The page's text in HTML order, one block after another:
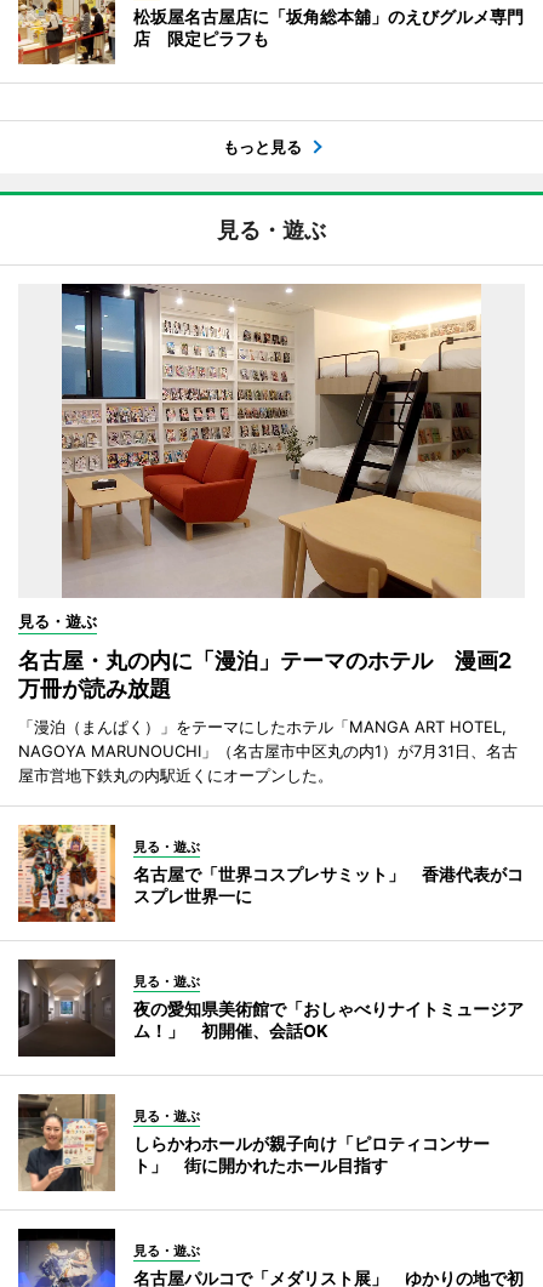
松坂屋名古屋店に「坂角総本舖」のえびグルメ専門
店 限定ピラフも
もっと見る
見る・遊ぶ
見る・遊ぶ
名古屋・丸の内に「漫泊」テーマのホテル 漫画2
万冊が読み放題
「漫泊（まんぱく）」をテーマにしたホテル「MANGA ART HOTEL,
NAGOYA MARUNOUCHI」（名古屋市中区丸の内1）が7月31日、名古
屋市営地下鉄丸の内駅近くにオープンした。
見る・遊ぶ
名古屋で「世界コスプレサミット」 香港代表がコ
スプレ世界一に
見る・遊ぶ
夜の愛知県美術館で「おしゃべりナイトミュージア
ム！」 初開催、会話OK
見る・遊ぶ
しらかわホールが親子向け「ピロティコンサー
ト」 街に開かれたホール目指す
見る・遊ぶ
名古屋パルコで「メダリスト展」 ゆかりの地で初